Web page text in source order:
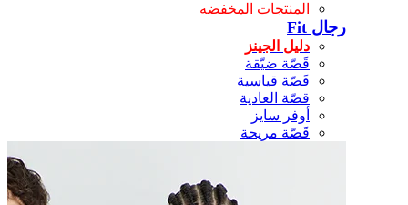
المنتجات المخفضه
رجال Fit
دليل الجينز
قَصّة ضيّقة
قَصّة قياسية
قصّة العادية
أوفر سايز
قَصّة مريحة